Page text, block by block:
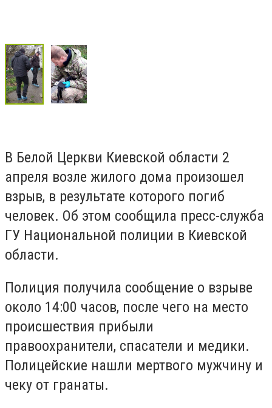
В Белой Церкви Киевской области 2
апреля возле жилого дома произошел
взрыв, в результате которого погиб
человек. Об этом сообщила пресс-служба
ГУ Национальной полиции в Киевской
области.
Полиция получила сообщение о взрыве
около 14:00 часов, после чего на место
происшествия прибыли
правоохранители, спасатели и медики.
Полицейские нашли мертвого мужчину и
чеку от гранаты.